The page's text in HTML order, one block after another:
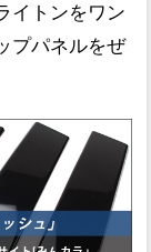
イトンをワン
プパネルをぜ